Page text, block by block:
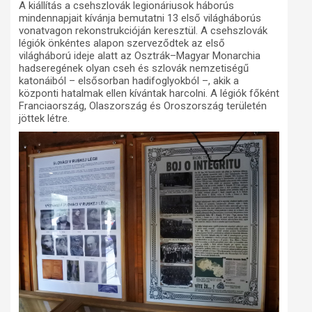
A kiállítás a csehszlovák legionáriusok háborús
mindennapjait kívánja bemutatni 13 első világháborús
vonatvagon rekonstrukcióján keresztül. A csehszlovák
légiók önkéntes alapon szerveződtek az első
világháború ideje alatt az Osztrák–Magyar Monarchia
hadseregének olyan cseh és szlovák nemzetiségű
katonáiból – elsősorban hadifoglyokból –, akik a
központi hatalmak ellen kívántak harcolni. A légiók főként
Franciaország, Olaszország és Oroszország területén
jöttek létre.